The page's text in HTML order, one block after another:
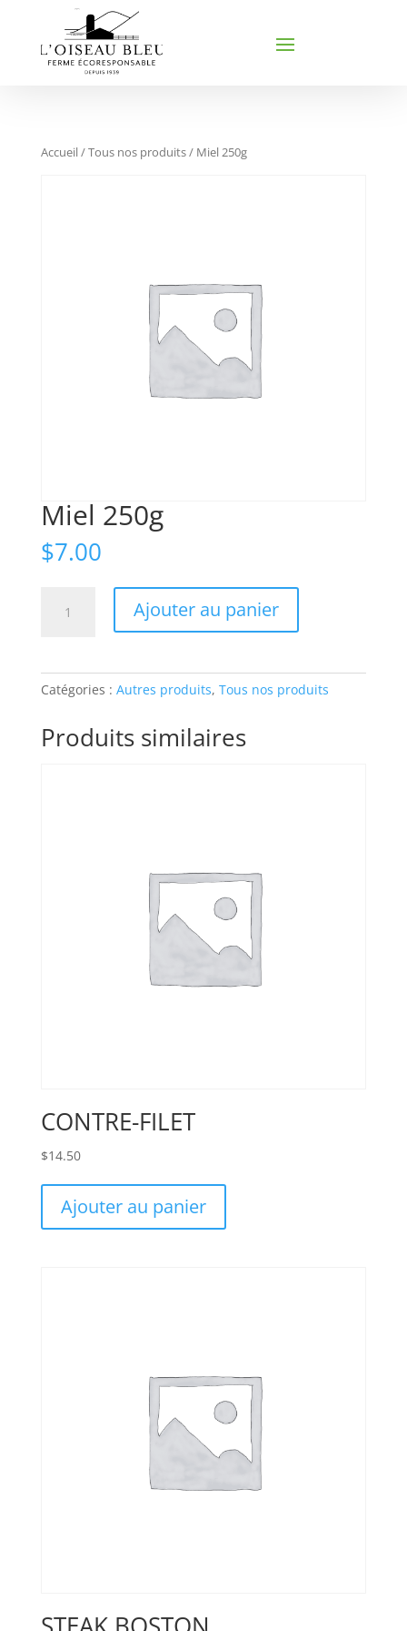
Accueil/Tous nos produits/ Miel 250g
Miel 250g
$7.00
Ajouter au panier
Catégories : Autres produits, Tous nos produits
Produits similaires
CONTRE-FILET
$14.50
Ajouter au panier